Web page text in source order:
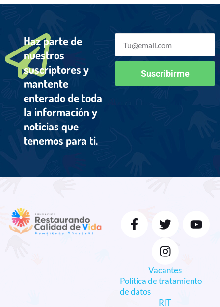
Haz parte de
nuestros
suscriptores y
mantente
enterado de toda
la información y
noticias que
tenemos para ti.
Suscribirme
Vacantes
Política de tratamiento
de datos
RIT